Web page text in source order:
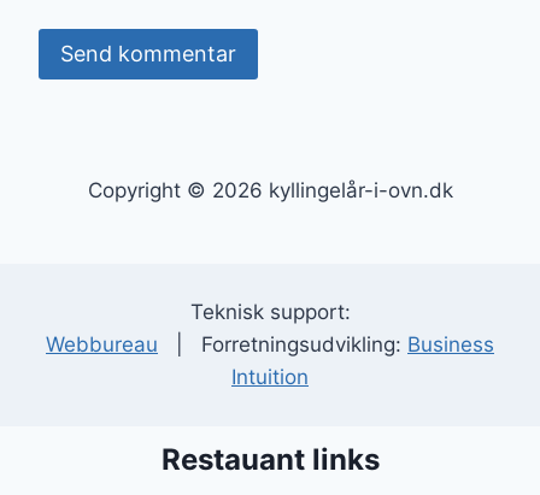
Copyright © 2026 kyllingelår-i-ovn.dk
Teknisk support:
Webbureau | Forretningsudvikling: Business
Intuition
Restauant links